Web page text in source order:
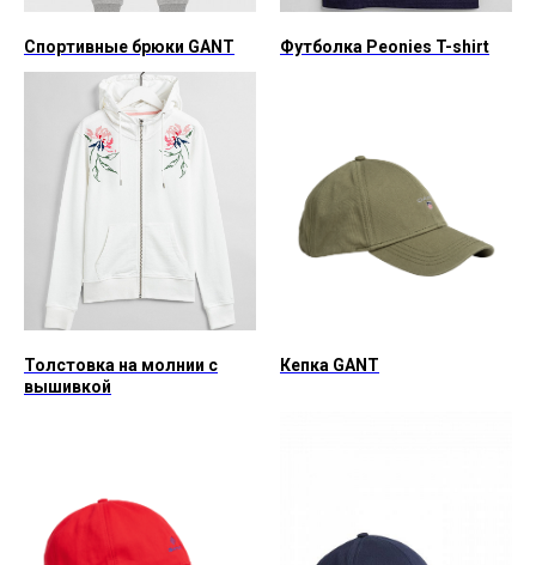
Спортивные брюки GANT Футболка Peonies T-shirt
Толстовка на молнии с
вышивкой
Кепка GANT